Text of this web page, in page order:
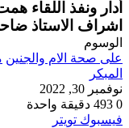
أدار ونفذ اللقاء
اشراف الاستاذ
الوسوم
على صحة الام والجنين
المبكر
نوفمبر 30, 2022
0
دقيقة واحدة
فيسبوك تويتر